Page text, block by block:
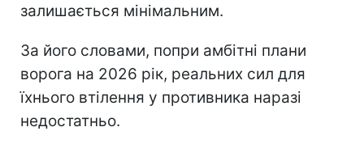
залишається мінімальним.
За його словами, попри амбітні плани
ворога на 2026 рік, реальних сил для
їхнього втілення у противника наразі
недостатньо.